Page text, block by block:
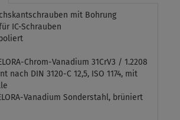
mit Bohrung
IC-Schrauben
Chrom-Vanadium 31CrV3 / 1.2208
nach DIN 3120-C 12,5, ISO 1174, mit
Vanadium Sonderstahl, brüniert